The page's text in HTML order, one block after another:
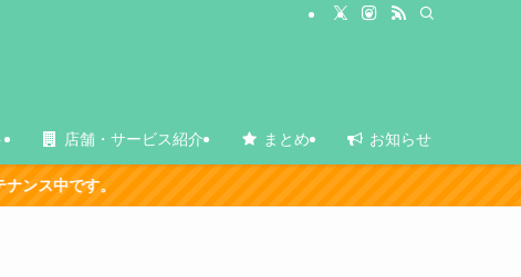
店舗・サービス紹介 まとめ お知らせ